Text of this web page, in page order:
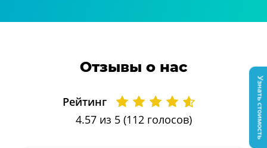
Отзывы о нас
Рейтинг
4.57из 5 (112 голосов) Узнать стоимость